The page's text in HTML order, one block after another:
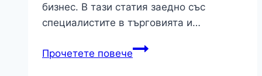
бизнес. В тази статия заедно със
специалистите в търговията и…
Прочетете повечеСъхранение